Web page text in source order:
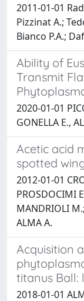
2011-01-01
Pizzinat A.;
Bianco P.A.;
Ability of
Transmit
2020-01-01
GONELLA E.,
Acetic acid
spotted
2012-01-01
PROSDOCIMI
MANDRIOLI
ALMA A.
Acquisition
titanus Ball:
2018-01-01